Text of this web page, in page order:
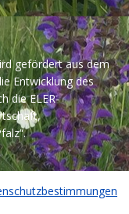
gefördert aus dem
Entwicklung des
die ELER-